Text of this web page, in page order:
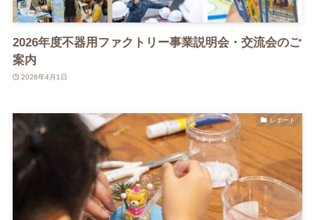
2026年度不器用ファクトリー事業説明会・交流会のご
案内
2026年4月1日
レポート